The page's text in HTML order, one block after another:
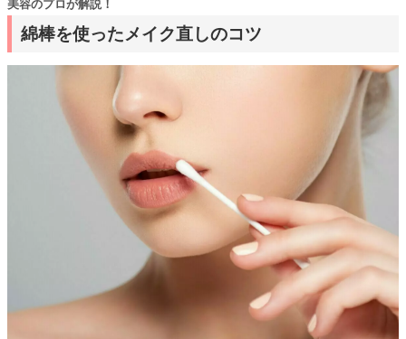
綿棒を使ったメイク直しのコツ
美容のプロが解説！